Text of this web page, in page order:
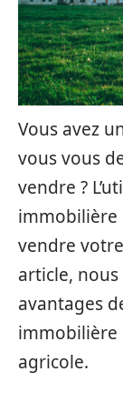
Vous avez
vous vous
vendre ?
immobilière
vendre
article,
avantages
agricole.